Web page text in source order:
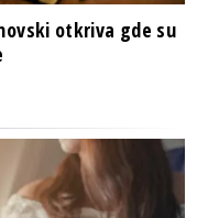
otkriva gde su